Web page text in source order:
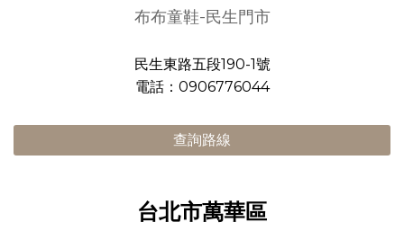
布布童鞋-民生門市
民生東路五段190-1號
電話：0906776044
查詢路線
台北市萬華區